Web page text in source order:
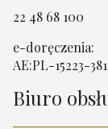
22 48 68 100
e-doręczenia:
AE:PL-15223-
Biuro